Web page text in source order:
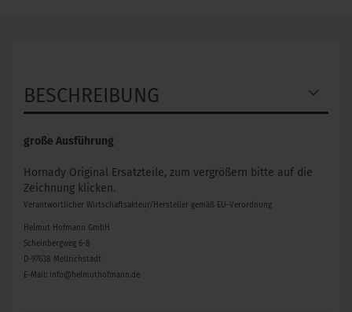
BESCHREIBUNG
große Ausführung
Hornady Original Ersatzteile, zum vergrößern bitte auf die
Zeichnung klicken.
Verantwortlicher Wirtschaftsakteur/Hersteller gemäß EU-Verordnung
Helmut Hofmann GmbH
Scheinbergweg 6-8
D-97638 Mellrichstadt
E-Mail: info@helmuthofmann.de